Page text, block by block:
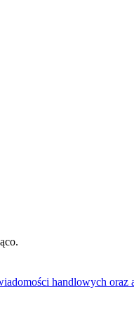
handlowych oraz